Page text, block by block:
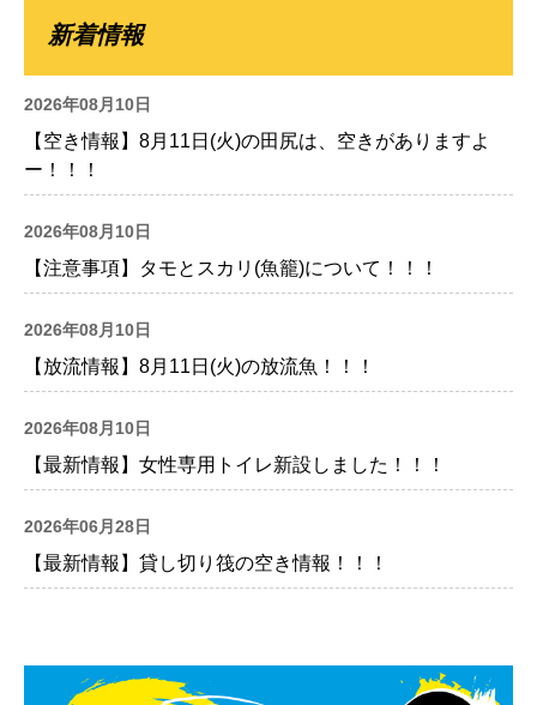
新着情報
2026年08月10日
【空き情報】8月11日(火)の田尻は、空きがありますよ
ー！！！
2026年08月10日
【注意事項】タモとスカリ(魚籠)について！！！
2026年08月10日
【放流情報】8月11日(火)の放流魚！！！
2026年08月10日
【最新情報】女性専用トイレ新設しました！！！
2026年06月28日
【最新情報】貸し切り筏の空き情報！！！